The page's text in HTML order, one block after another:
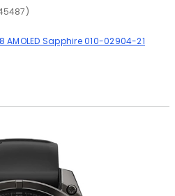
AMOLED Sapphire 010-02904-21